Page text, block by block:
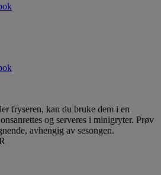
fryseren, kan du bruke dem i en
og serveres i minigryter. Prøv
avhengig av sesongen.